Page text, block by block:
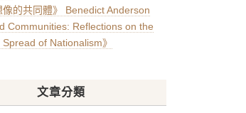
像的共同體》 Benedict Anderson
Communities: Reflections on the
of Nationalism》
文章分類